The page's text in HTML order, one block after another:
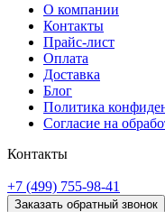
О компании
Контакты
Прайс-лист
Оплата
Доставка
Блог
Политика
Согласие на
Контакты
+7 (499) 755-98-41
Заказать обратный звонок